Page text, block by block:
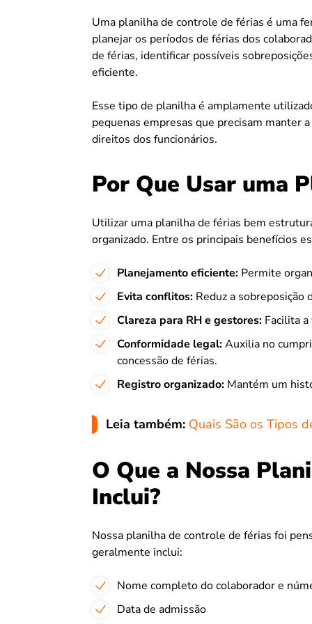
Uma planilha de controle de férias é uma
planejar os períodos de férias dos
de férias, identificar possíveis
eficiente.
Esse tipo de planilha é amplamente
pequenas empresas que precisam manter
direitos dos funcionários.
Por Que Usar uma
Utilizar uma planilha de férias bem
organizado. Entre os principais benefícios
Planejamento eficiente: Permite
Evita conflitos: Reduz a sobreposição
Clareza para RH e gestores: Facilita
Conformidade legal:Auxilia no
concessão de férias.
Registro organizado: Mantém um
Leia também: Quais São os Tipos
O Que a Nossa
Inclui?
Nossa planilha de controle de férias foi
geralmente inclui:
Nome completo do colaborador e
Data de admissão